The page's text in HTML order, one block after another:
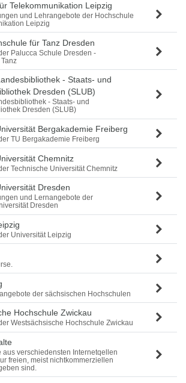
Telekommunikation Leipzig
und Lehrangebote der Hochschule
Leipzig
für Tanz Dresden
Palucca Schule Dresden -
- Staats- und
Dresden (SLUB)
- Staats- und
Dresden (SLUB)
Bergakademie Freiberg
TU Bergakademie Freiberg
Chemnitz
Technische Universität Chemnitz
Dresden
und Lernangebote der
Dresden
Universität Leipzig
der sächsischen Hochschulen
Hochschule Zwickau
Westsächsische Hochschule Zwickau
aus verschiedensten Internetqellen
freien, meist nichtkommerziellen
sind.